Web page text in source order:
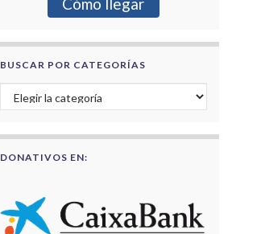
BUSCAR POR CATEGORÍAS
Buscar por categorías
DONATIVOS EN: